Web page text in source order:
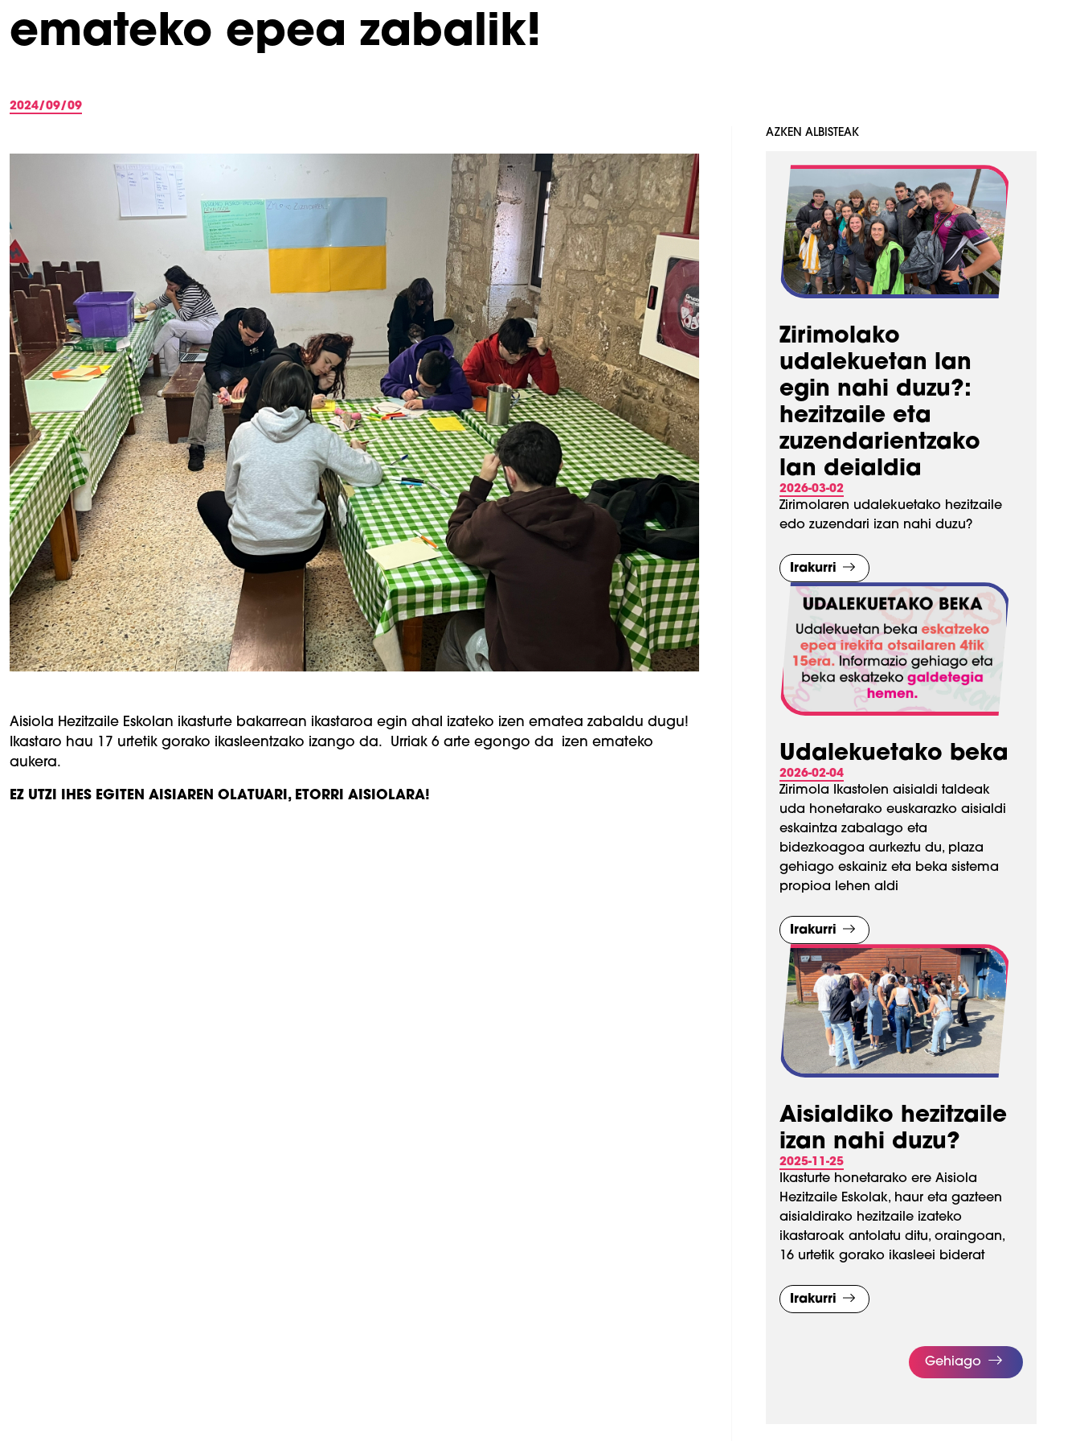
emateko epea zabalik!
2024/09/09
Aisiola Hezitzaile Eskolan ikasturte bakarrean ikastaroa egin ahal izateko izen ematea zabaldu dugu!
Ikastaro hau 17 urtetik gorako ikasleentzako izango da. Urriak 6 arte egongo da izen emateko
aukera.
EZ UTZI IHES EGITEN AISIAREN OLATUARI, ETORRI AISIOLARA!
AZKEN ALBISTEAK
Zirimolako
udalekuetan lan
egin nahi duzu?:
hezitzaile eta
zuzendarientzako
lan deialdia
2026-03-02
Zirimolaren udalekuetako hezitzaile
edo zuzendari izan nahi duzu?
Irakurri
Udalekuetako beka
2026-02-04
Zirimola Ikastolen aisialdi taldeak
uda honetarako euskarazko aisialdi
eskaintza zabalago eta
bidezkoagoa aurkeztu du, plaza
gehiago eskainiz eta beka sistema
propioa lehen aldi
Irakurri
Aisialdiko hezitzaile
izan nahi duzu?
2025-11-25
Ikasturte honetarako ere Aisiola
Hezitzaile Eskolak, haur eta gazteen
aisialdirako hezitzaile izateko
ikastaroak antolatu ditu, oraingoan,
16 urtetik gorako ikasleei biderat
Irakurri
Gehiago